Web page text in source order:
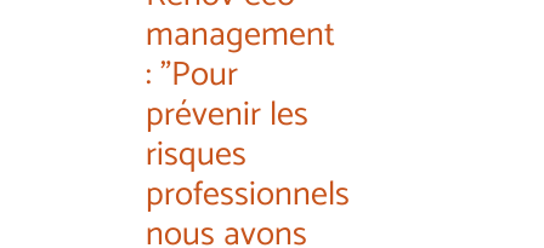
management
: "Pour
prévenir les
risques
professionnels
nous avons